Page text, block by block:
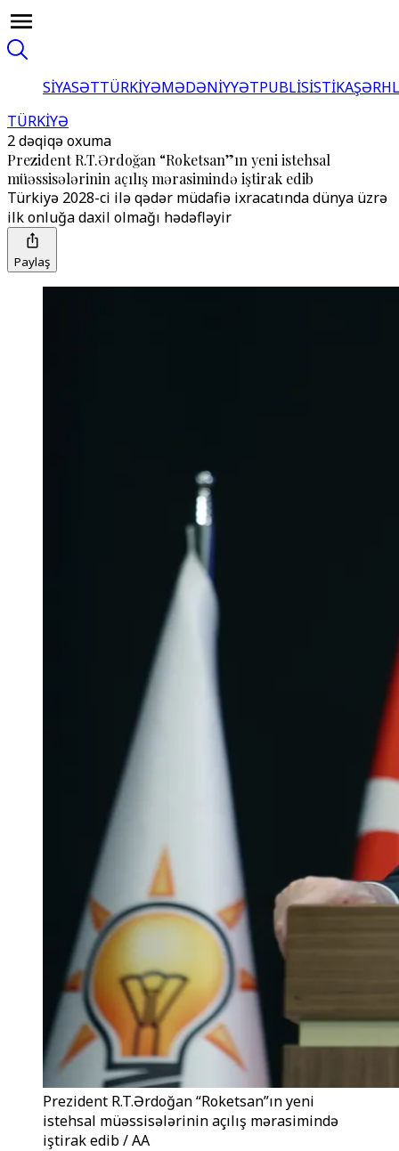
SİYASƏTTÜRKİYƏMƏDƏNİYYƏTPUBLİSİSTİKA
TÜRKİYƏ
2 dəqiqə oxuma
Prezident R.T.Ərdoğan “Roketsan”ın yeni istehsal
müəssisələrinin açılış mərasimində iştirak edib
Türkiyə 2028-ci ilə qədər müdafiə ixracatında dünya üzrə
ilk onluğa daxil olmağı hədəfləyir
Paylaş
Prezident R.T.Ərdoğan “Roketsan”ın yeni
istehsal müəssisələrinin açılış mərasimində
iştirak edib / AA